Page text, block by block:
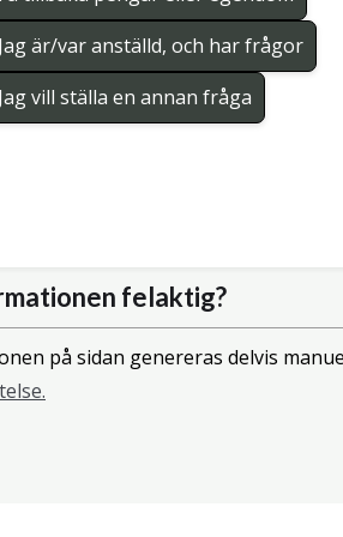
är/var anställd, och har frågor
vill ställa en annan fråga
felaktig?
på sidan genereras delvis